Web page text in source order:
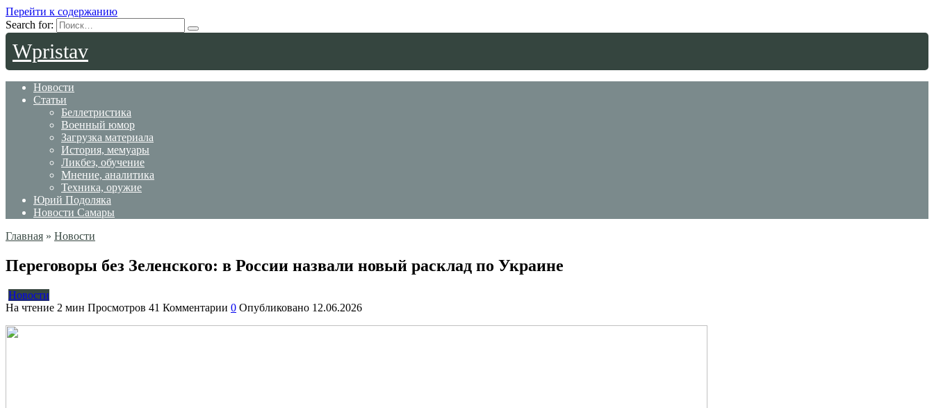
Перейти к содержанию
Search for:
Wpristav
Новости
Статьи
Беллетристика
Военный юмор
Загрузка материала
История, мемуары
Ликбез, обучение
Мнение, аналитика
Техника, оружие
Юрий Подоляка
Новости Самары
Главная » Новости
Переговоры без Зеленского: в России назвали новый расклад по Украине
Новости
На чтение 2 мин Просмотров 41 Комментарии 0 Опубликовано 12.06.2026